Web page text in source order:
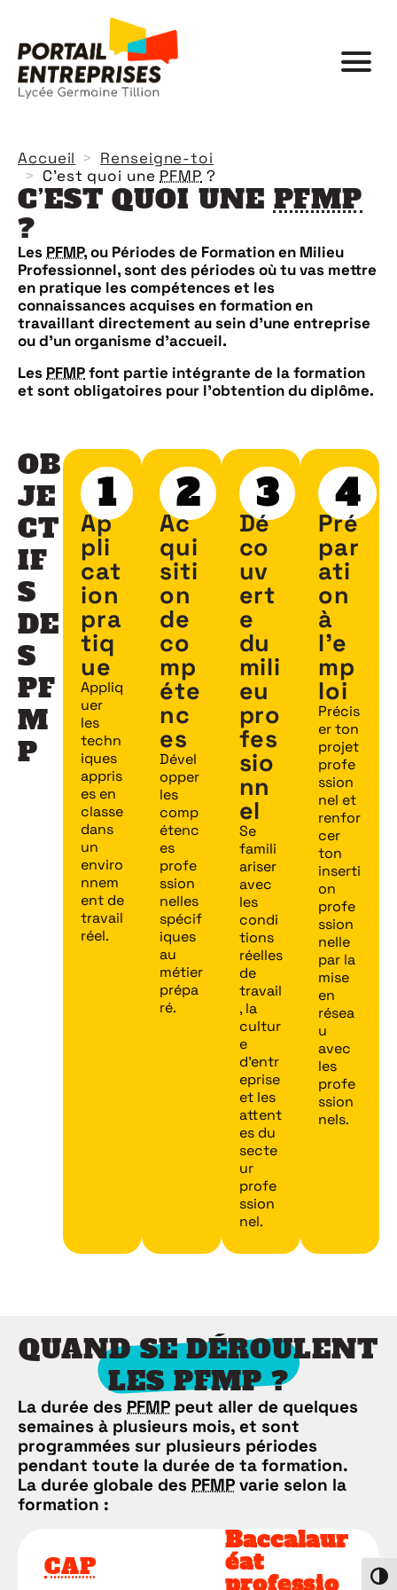
Accueil
Renseigne-toi
C'est quoi une PFMP ?
C’EST QUOI UNE PFMP
?
Les PFMP, ou Périodes de Formation en Milieu
Professionnel, sont des périodes où tu vas mettre
en pratique les compétences et les
connaissances acquises en formation en
travaillant directement au sein d’une entreprise
ou d’un organisme d’accueil.
Les PFMPfont partie intégrante de la formation
et sont obligatoires pour l’obtention du diplôme.
OB
JE
CT
IF
S
DE
S
PF
M
P
1
Ap
pli
cat
ion
pra
tiq
ue
Appliq
uer
les
techn
iques
appris
es en
classe
dans
un
enviro
nnem
ent de
travail
réel.
2
Ac
qui
siti
on
de
co
mp
éte
nc
es
Dével
opper
les
comp
étenc
es
profe
ssion
nelles
spécif
iques
au
métier
prépa
ré.
3
Dé
co
uv
ert
e
du
mili
eu
pro
fes
sio
nn
el
Se
famili
ariser
avec
les
condi
tions
réelles
de
travail
, la
cultur
e
d’entr
eprise
et les
attent
es du
secte
ur
profe
ssion
nel.
4
Pré
par
ati
on
à
l’e
mp
loi
Précis
er ton
projet
profe
ssion
nel et
renfor
cer
ton
inserti
on
profe
ssion
nelle
par la
mise
en
résea
u
avec
les
profe
ssion
nels.
QUAND SE DÉROULENT
LES PFMP ?
La durée des PFMP peut aller de quelques
semaines à plusieurs mois, et sont
programmées sur plusieurs périodes
pendant toute la durée de ta formation.
La durée globale des PFMP varie selon la
formation :
CAP
Baccalaur
éat
professio